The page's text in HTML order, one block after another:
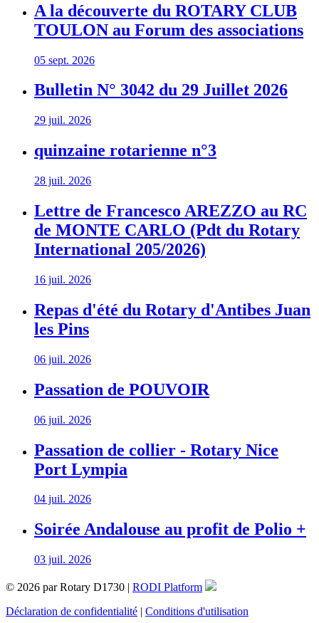
A la découverte du ROTARY CLUB
TOULON au Forum des associations
05 sept. 2026
Bulletin N° 3042 du 29 Juillet 2026
29 juil. 2026
quinzaine rotarienne n°3
28 juil. 2026
Lettre de Francesco AREZZO au RC
de MONTE CARLO (Pdt du Rotary
International 205/2026)
16 juil. 2026
Repas d'été du Rotary d'Antibes Juan
les Pins
06 juil. 2026
Passation de POUVOIR
06 juil. 2026
Passation de collier - Rotary Nice
Port Lympia
04 juil. 2026
Soirée Andalouse au profit de Polio +
03 juil. 2026
© 2026 par Rotary D1730 | RODI Platform
Déclaration de confidentialité | Conditions d'utilisation